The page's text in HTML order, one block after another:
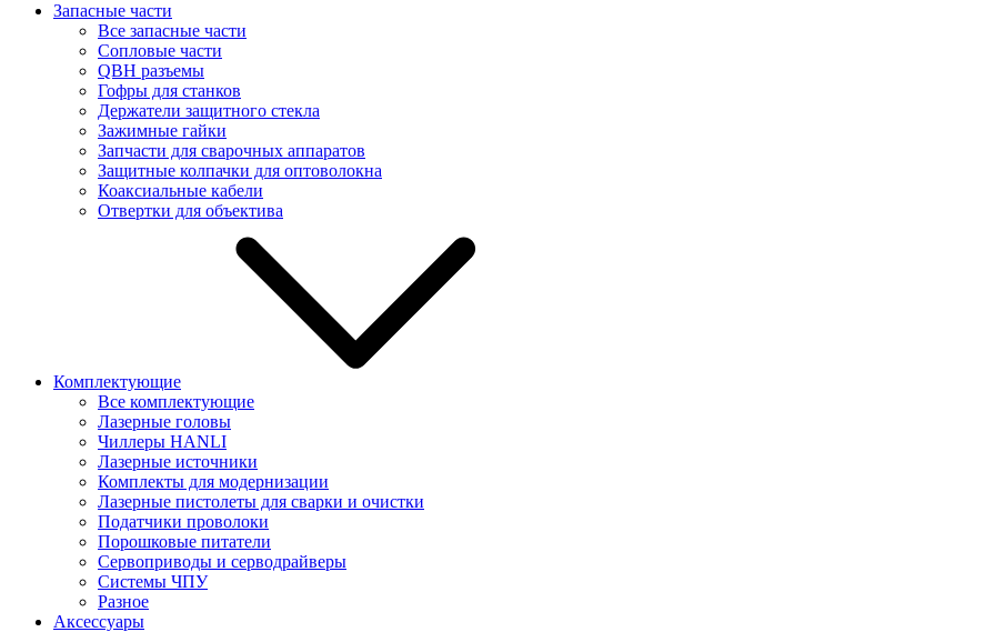
Запасные части
Все запасные части
Сопловые части
QBH разъемы
Гофры для станков
Держатели защитного стекла
Зажимные гайки
Запчасти для сварочных аппаратов
Защитные колпачки для оптоволокна
Коаксиальные кабели
Отвертки для объектива
Комплектующие
Все комплектующие
Лазерные головы
Чиллеры HANLI
Лазерные источники
Комплекты для модернизации
Лазерные пистолеты для сварки и очистки
Податчики проволоки
Порошковые питатели
Сервоприводы и серводрайверы
Системы ЧПУ
Разное
Аксессуары